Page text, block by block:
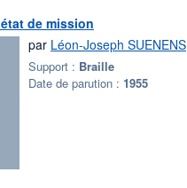
de mission
par Léon-Joseph SUENENS
Support : Braille
Date de parution : 1955